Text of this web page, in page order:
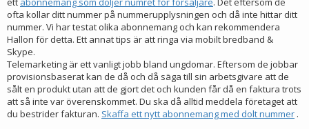
ofta kollar ditt nummer på nummerupplysningen och då inte hittar ditt
nummer. Vi har testat olika abonnemang och kan rekommendera
Hallon för detta. Ett annat tips är att ringa via mobilt bredband &
Skype.
Telemarketing är ett vanligt jobb bland ungdomar. Eftersom de jobbar
provisionsbaserat kan de då och då säga till sin arbetsgivare att de
sålt en produkt utan att de gjort det och kunden får då en faktura trots
att så inte var överenskommet. Du ska då alltid meddela företaget att
du bestrider fakturan. Skaffa ett nytt abonnemang med dolt nummer .